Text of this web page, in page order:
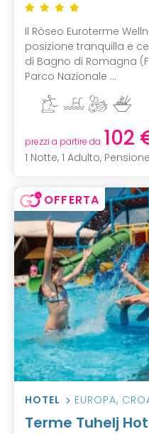
Il Ròseo Euroterme
posizione tranquilla e
di Bagno di Romagna
Parco Nazionale ...
prezzi a partire da 102
1 Notte, 1 Adulto,
OFFERTA
HOTEL EUROPA,
Terme Tuhelj